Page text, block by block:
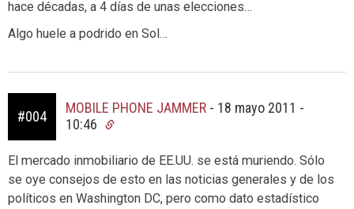
hace décadas, a 4 días de unas elecciones…
Algo huele a podrido en Sol…
#004
MOBILE PHONE JAMMER - 18 mayo 2011 -
10:46
El mercado inmobiliario de EE.UU. se está muriendo. Sólo
se oye consejos de esto en las noticias generales y de los
políticos en Washington DC, pero como dato estadístico